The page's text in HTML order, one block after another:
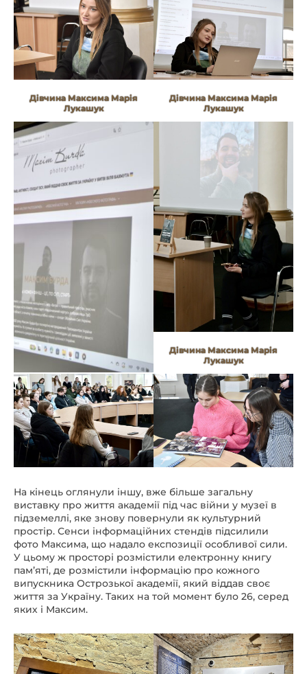
Дівчина Максима Марія
Лукашук
Дівчина Максима Марія
Лукашук
Дівчина Максима Марія
Лукашук
На кінець оглянули іншу, вже більше загальну
виставку про життя академії під час війни у музеї в
підземеллі, яке знову повернули як культурний
простір. Сенси інформаційних стендів підсилили
фото Максима, що надало експозиції особливої сили.
У цьому ж просторі розмістили електронну книгу
памʼяті, де розмістили інформацію про кожного
випускника Острозької академії, який віддав своє
життя за Україну. Таких на той момент було 26, серед
яких і Максим.